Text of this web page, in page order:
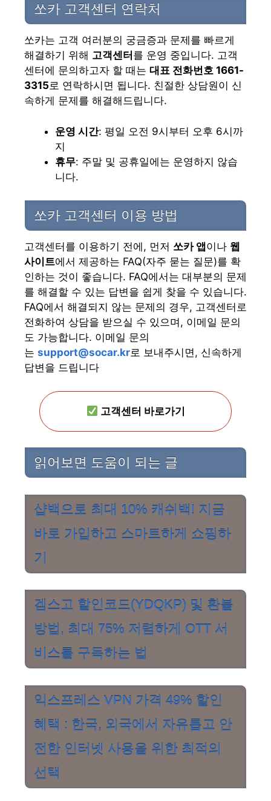
쏘카 고객센터 연락처
쏘카는 고객 여러분의 궁금증과 문제를 빠르게
해결하기 위해 고객센터 를 운영 중입니다. 고객
센터에 문의하고자 할 때는 대표 전화번호 1661-
3315로 연락하시면 됩니다. 친절한 상담원이 신
속하게 문제를 해결해드립니다.
운영 시간: 평일 오전 9시부터 오후 6시까
지
휴무: 주말 및 공휴일에는 운영하지 않습
니다.
쏘카 고객센터 이용 방법
고객센터를 이용하기 전에, 먼저 쏘카 앱 이나 웹
사이트에서 제공하는 FAQ(자주 묻는 질문)를 확
인하는 것이 좋습니다. FAQ에서는 대부분의 문제
를 해결할 수 있는 답변을 쉽게 찾을 수 있습니다.
FAQ에서 해결되지 않는 문제의 경우, 고객센터로
전화하여 상담을 받으실 수 있으며, 이메일 문의
도 가능합니다. 이메일 문의
는 support@socar.kr로 보내주시면, 신속하게
답변을 드립니다
고객센터 바로가기
읽어보면 도움이 되는 글
샵백으로 최대 10% 캐쉬백! 지금
바로 가입하고 스마트하게 쇼핑하
기
겜스고 할인코드(YDQKP) 및 환불
방법, 최대 75% 저렴하게 OTT 서
비스를 구독하는 법
익스프레스 VPN 가격 49% 할인
혜택 : 한국, 외국에서 자유롭고 안
전한 인터넷 사용을 위한 최적의
선택